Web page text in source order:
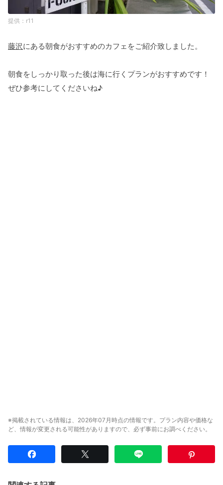
r11
藤沢にある朝食がおすすめのカフェをご紹介致しました。
朝食をしっかり取った後は海に行くプランがおすすめです！
ぜひ参考にしてくださいね♪
※掲載されている情報は、2026年07月時点の情報です。プラン内容や価格な
ど、情報が変更される可能性がありますので、必ず事前にお調べください。